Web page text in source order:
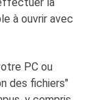
à ouvrir avec
PC ou
des fichiers"